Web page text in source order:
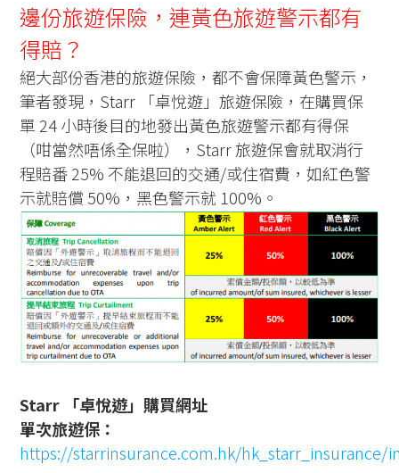
邊份旅遊保險，連黃色旅遊警示都有
得賠？
絕大部份香港的旅遊保險，都不會保障黃色警示，
筆者發現，Starr 「卓悅遊」旅遊保險，在購買保
單 24 小時後目的地發出黃色旅遊警示都有得保
（咁當然唔係全保啦），Starr 旅遊保會就取消行
程賠番 25% 不能退回的交通/或住宿費，如紅色警
示就賠償 50%，黑色警示就 100%。
Starr 「卓悅遊」購買網址
單次旅遊保：
https://starrinsurance.com.hk/hk_starr_insurance/